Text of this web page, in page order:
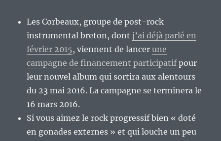
Les Corbeaux, groupe de post-rock
instrumental breton, dontj’ai déjà parlé en
février 2015, viennent de lancerune
campagne de financement participatifpour
leur nouvel album qui sortira aux alentours
du 23 mai 2016. La campagne se terminera le
16 mars 2016.
Si vous aimez le rock progressif bien « doté
en gonades externes » et qui louche un peu